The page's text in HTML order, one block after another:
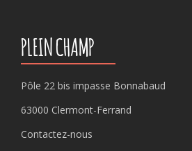
PLEIN CHAMP
Pôle 22 bis impasse Bonnabaud
63000 Clermont-Ferrand
Contactez-nous